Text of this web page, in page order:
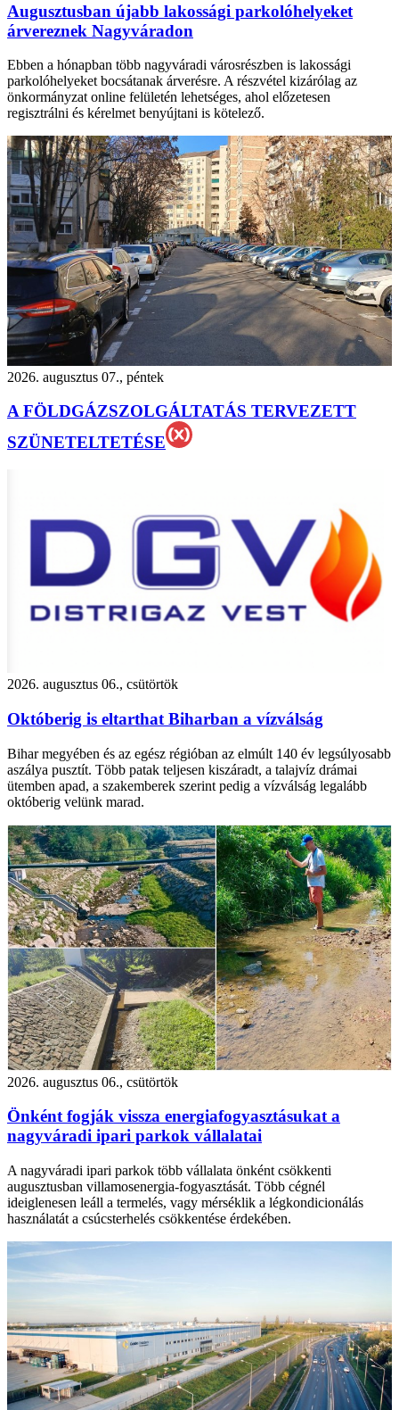
Augusztusban újabb lakossági parkolóhelyeket
árvereznek Nagyváradon
Ebben a hónapban több nagyváradi városrészben is lakossági
parkolóhelyeket bocsátanak árverésre. A részvétel kizárólag az
önkormányzat online felületén lehetséges, ahol előzetesen
regisztrálni és kérelmet benyújtani is kötelező.
2026. augusztus 07., péntek
A FÖLDGÁZSZOLGÁLTATÁS TERVEZETT
SZÜNETELTETÉSE
2026. augusztus 06., csütörtök
Októberig is eltarthat Biharban a vízválság
Bihar megyében és az egész régióban az elmúlt 140 év legsúlyosabb
aszálya pusztít. Több patak teljesen kiszáradt, a talajvíz drámai
ütemben apad, a szakemberek szerint pedig a vízválság legalább
októberig velünk marad.
2026. augusztus 06., csütörtök
Önként fogják vissza energiafogyasztásukat a
nagyváradi ipari parkok vállalatai
A nagyváradi ipari parkok több vállalata önként csökkenti
augusztusban villamosenergia-fogyasztását. Több cégnél
ideiglenesen leáll a termelés, vagy mérséklik a légkondicionálás
használatát a csúcsterhelés csökkentése érdekében.